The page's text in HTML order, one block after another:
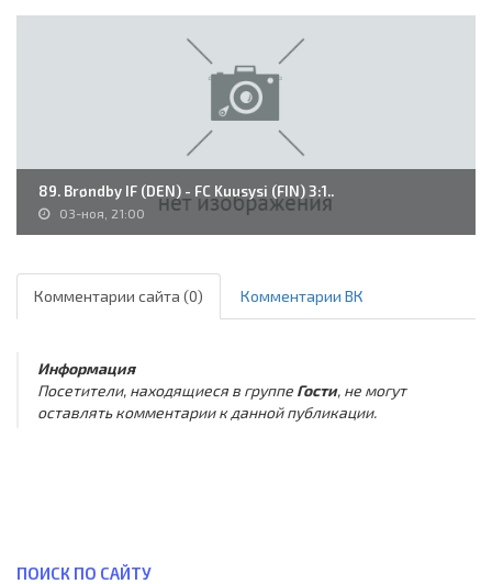
89. Brøndby IF (DEN) - FC Kuusysi (FIN) 3:1..
03-ноя, 21:00
Комментарии сайта (0) Комментарии ВК
Информация
Посетители, находящиеся в группе Гости, не могут
оставлять комментарии к данной публикации.
ПОИСК ПО САЙТУ